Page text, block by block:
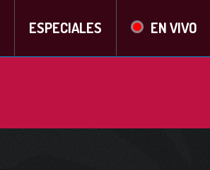
ESPECIALES EN VIVO